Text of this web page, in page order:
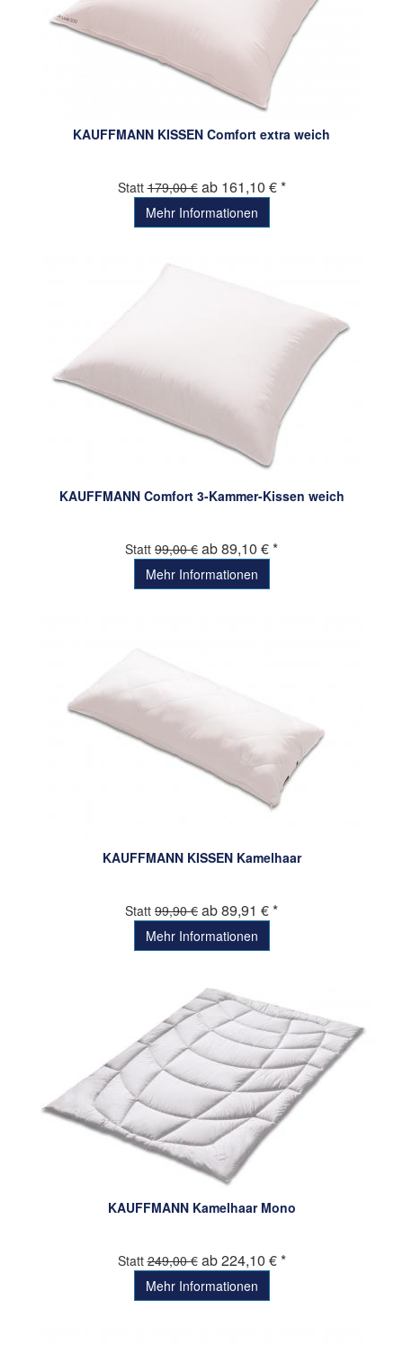
KAUFFMANN KISSEN Comfort extra weich
Statt179,00 € ab 161,10 € *
Mehr Informationen
KAUFFMANN Comfort 3-Kammer-Kissen weich
Statt 99,00 € ab 89,10 € *
Mehr Informationen
KAUFFMANN KISSEN Kamelhaar
Statt 99,90 € ab 89,91 € *
Mehr Informationen
KAUFFMANN Kamelhaar Mono
Statt249,00 € ab 224,10 € *
Mehr Informationen